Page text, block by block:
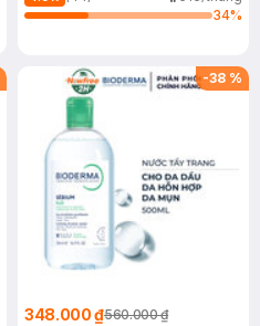
34%
-38 %
348.000 ₫560.000 ₫